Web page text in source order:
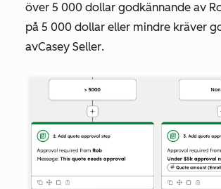
över 5 000 dollar godkännande av
på 5 000 dollar eller mindre kräver
avCasey Seller.